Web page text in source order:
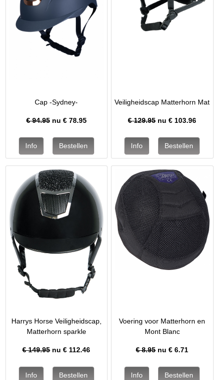
Cap -Sydney-
€ 94.95nu € 78.95
Veiligheidscap Matterhorn Mat
€ 129.95nu €103.96
Harrys Horse Veiligheidscap,
Matterhorn sparkle
€ 149.95nu € 112.46
Voering voor Matterhorn en
Mont Blanc
€ 8.95nu €6.71